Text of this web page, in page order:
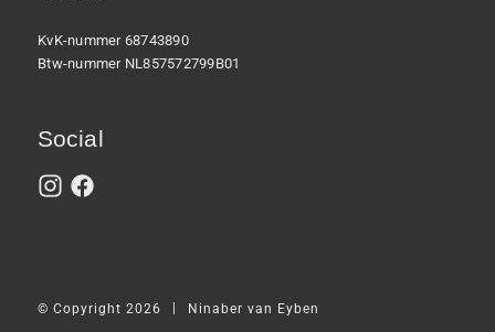
KvK-nummer 68743890
Btw-nummer NL857572799B01
Social
© Copyright 2026 Ninaber van Eyben